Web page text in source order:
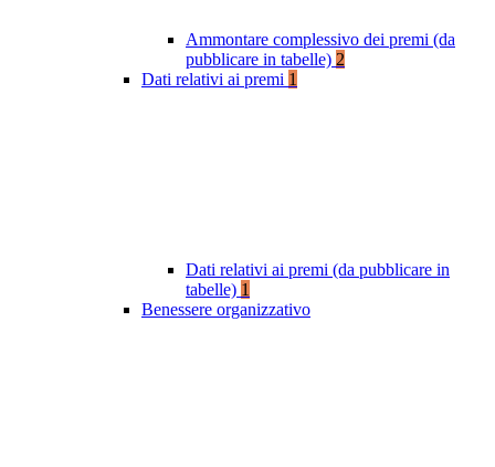
Ammontare complessivo dei premi (da
pubblicare in tabelle) 2
Dati relativi ai premi 1
Dati relativi ai premi (da pubblicare in
tabelle) 1
Benessere organizzativo